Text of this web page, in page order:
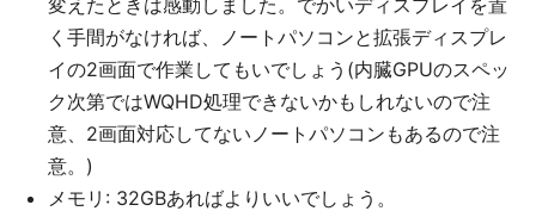
変えたときは感動しました。でかいディスプレイを置
く手間がなければ、ノートパソコンと拡張ディスプレ
イの2画面で作業してもいでしょう(内臓GPUのスペッ
ク次第ではWQHD処理できないかもしれないので注
意、2画面対応してないノートパソコンもあるので注
意。)
メモリ: 32GBあればよりいいでしょう。